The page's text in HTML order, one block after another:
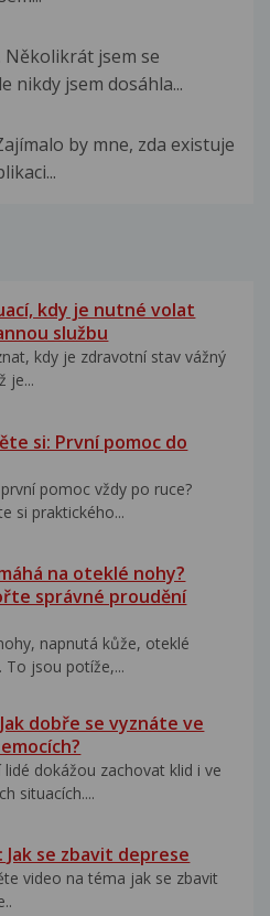
Několikrát jsem se
nikdy jsem dosáhla...
by mne, zda existuje
kdy je nutné volat
službu
kdy je zdravotní stav vážný
je...
si: První pomoc do
pomoc vždy po ruce?
si praktického...
na oteklé nohy?
správné proudění
napnutá kůže, oteklé
To jsou potíže,...
Jak dobře se vyznáte ve
lidé dokážou zachovat klid i ve
situacích....
Jak se zbavit deprese
video na téma jak se zbavit